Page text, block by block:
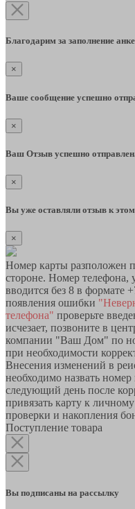
Благодарим за заполнение
×
Ваше сообщение успешно
×
Ваш Отзыв успешно
×
Вы уже оставляли отзыв к
×
Номер карты разположен
стороне. Номер телефона,
вводится без 8 в формате
появления ошибки
телефона" проверьте
исчезает, позвоните в
компании "Ваш Дом" по
при необходимости
Внесения изменений в
необходимо назвать
следующий день после
привязать карту к
проверки и накопления
Поступление товара
Вы подписаны на рассылку